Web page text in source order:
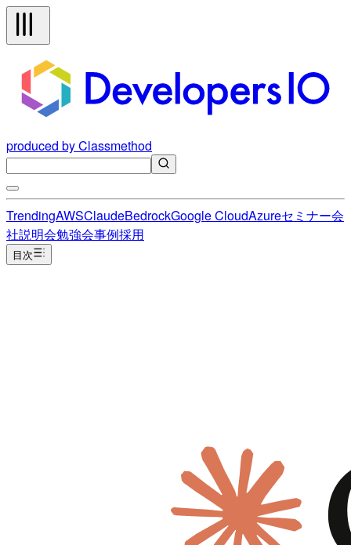
produced by Classmethod
TrendingAWSClaudeBedrockGoogle CloudAzureセミナー会
社説明会勉強会事例採用
目次